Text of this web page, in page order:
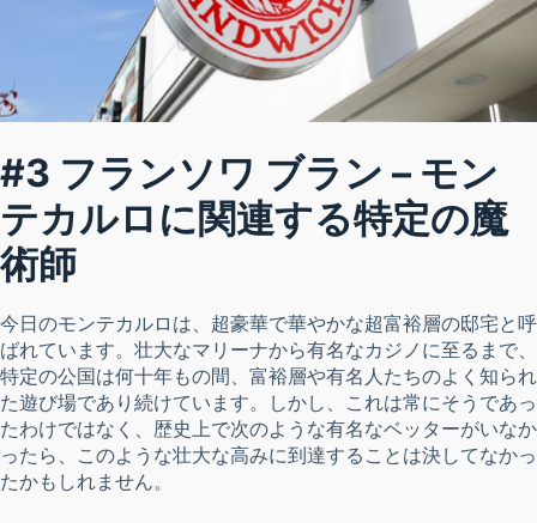
#3 フランソワ ブラン – モン
テカルロに関連する特定の魔
術師
今日のモンテカルロは、超豪華で華やかな超富裕層の邸宅と呼
ばれています。壮大なマリーナから有名なカジノに至るまで、
特定の公国は何十年もの間、富裕層や有名人たちのよく知られ
た遊び場であり続けています。しかし、これは常にそうであっ
たわけではなく、歴史上で次のような有名なベッターがいなか
ったら、このような壮大な高みに到達することは決してなかっ
たかもしれません。